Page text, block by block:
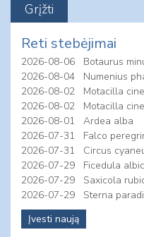
Reti stebėjimai
2026-08-06
Botaurus
2026-08-04
Numenius
2026-08-02
Motacilla
2026-08-02
Motacilla
2026-08-01
Ardea alba
2026-07-31
Falco
2026-07-31
Circus
2026-07-29
Ficedula
2026-07-29
Saxicola
2026-07-29
Sterna
Įvesti naują